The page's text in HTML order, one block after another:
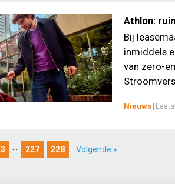
Athlon:
Bij
inmiddels
van zero-
Nieuws |
3 ... 227 228 Volgende »